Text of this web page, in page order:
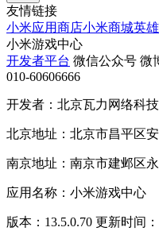
友情链接
小米应用商店小米商城英
小米游戏中心
开发者平台 微信公众号 微
010-60606666
开发者：北京瓦力网络科
北京地址：北京市昌平区
南京地址：南京市建邺区
应用名称：小米游戏中心
版本：13.5.0.70 更新时间